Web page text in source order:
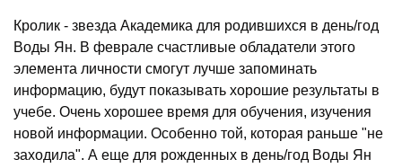
Кролик - звезда Академика для родившихся в день/год
Воды Ян. В феврале счастливые обладатели этого
элемента личности смогут лучше запоминать
информацию, будут показывать хорошие результаты в
учебе. Очень хорошее время для обучения, изучения
новой информации. Особенно той, которая раньше "не
заходила". А еще для рожденных в день/год Воды Ян